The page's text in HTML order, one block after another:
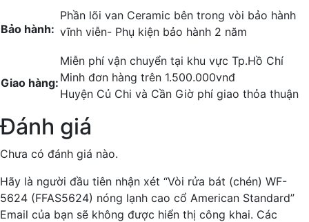
Bảo hành:
Phần lõi van Ceramic bên trong vòi bảo hành
vĩnh viễn- Phụ kiện bảo hành 2 năm
Giao hàng:
Miễn phí vận chuyển tại khu vực Tp.Hồ Chí
Minh đơn hàng trên 1.500.000vnđ
Huyện Củ Chi và Cần Giờ phí giao thỏa thuận
Đánh giá
Chưa có đánh giá nào.
Hãy là người đầu tiên nhận xét “Vòi rửa bát (chén) WF-
5624 (FFAS5624) nóng lạnh cao cổ American Standard”
Email của bạn sẽ không được hiển thị công khai. Các